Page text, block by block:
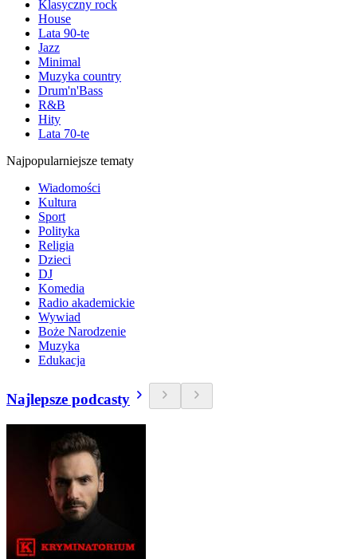
Klasyczny rock
House
Lata 90-te
Jazz
Minimal
Muzyka country
Drum'n'Bass
R&B
Hity
Lata 70-te
Najpopularniejsze tematy
Wiadomości
Kultura
Sport
Polityka
Religia
Dzieci
DJ
Komedia
Radio akademickie
Wywiad
Boże Narodzenie
Muzyka
Edukacja
Najlepsze podcasty